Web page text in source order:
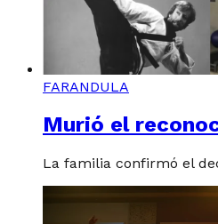
FARANDULA
Murió el
La familia confirmó el